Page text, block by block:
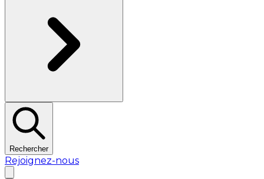
Rechercher
Rejoignez-nous